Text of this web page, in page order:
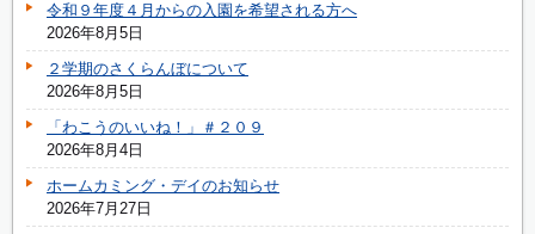
令和９年度４月からの入園を希望される方へ
2026年8月5日
２学期のさくらんぼについて
2026年8月5日
「わこうのいいね！」＃２０９
2026年8月4日
ホームカミング・デイのお知らせ
2026年7月27日